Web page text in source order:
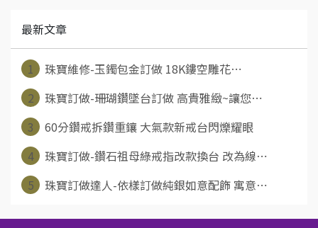
最新文章
1
珠寶維修-玉鐲包金訂做 18K鏤空雕花⋯
2
珠寶訂做-珊瑚鑽墜台訂做 高貴雅緻~讓您⋯
3
60分鑽戒拆鑽重鑲 大氣款新戒台閃爍耀眼
4
珠寶訂做-鑽石祖母綠戒指改款換台 改為線⋯
5
珠寶訂做達人-依樣訂做純銀如意配飾 寓意⋯